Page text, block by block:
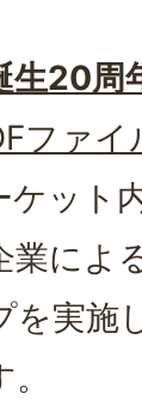
生20周
ファイ
ケット
業によ
を実施